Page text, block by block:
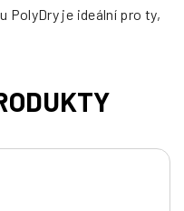
PolyDry je ideální pro ty,